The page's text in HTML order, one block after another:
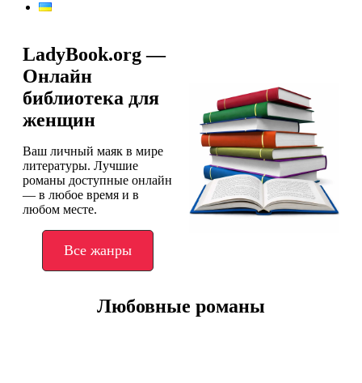
LadyBook.org —
Онлайн
библиотека для
женщин
Ваш личный маяк в мире
литературы. Лучшие
романы доступные онлайн
— в любое время и в
любом месте.
Все жанры
Любовные романы